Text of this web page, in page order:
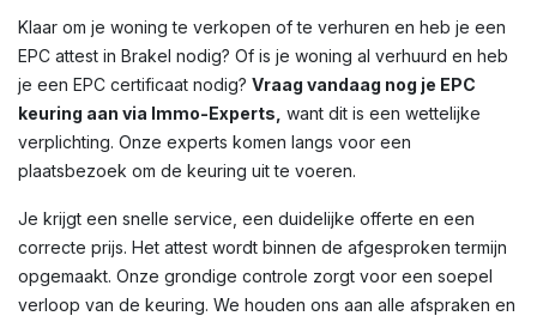
Klaar om je woning te verkopen of te verhuren en heb je een
EPC attest in Brakel nodig? Of is je woning al verhuurd en heb
je een EPC certificaat nodig? Vraag vandaag nog je EPC
keuring aan via Immo-Experts, want dit is een wettelijke
verplichting. Onze experts komen langs voor een
plaatsbezoek om de keuring uit te voeren.
Je krijgt een snelle service, een duidelijke offerte en een
correcte prijs. Het attest wordt binnen de afgesproken termijn
opgemaakt. Onze grondige controle zorgt voor een soepel
verloop van de keuring. We houden ons aan alle afspraken en